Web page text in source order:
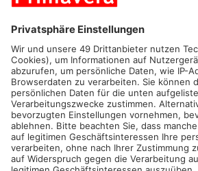
BABENHAUSEN.Der Zulieferer
hat mit seinen neuen OLED Displays
an Land gezogen. Die werden in einem
globalen Autobauers verbaut, wie der
mitgeteilt hat.
Serienstart ist für 2023 geplant. Um
sich handelt, dazu äußert sich Conti